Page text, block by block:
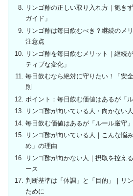
リンゴ酢の正しい取り入れ方｜飽き
ガイド」
リンゴ酢は毎日飲むべき？継続のメ
注意点
リンゴ酢を毎日飲むメリット｜継続
ティブな変化」
毎日飲むなら絶対に守りたい！「安
則
ポイント：毎日飲む価値はあるが「
リンゴ酢が向いている人・向かない
毎日飲む価値はあるが「ルール厳守
リンゴ酢が向いている人｜こんな悩
め」の理由
リンゴ酢が向かない人｜摂取を控え
ース
判断基準は「体調」と「目的」｜リ
ために